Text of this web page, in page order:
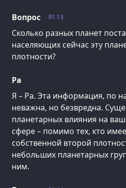
91.13
Вопрос
Сколько разных планет
населяющих сейчас эту
плотности?
Ра
Я – Ра. Эта информация, по
неважна, но безвредна.
планетарных влияния на
сфере – помимо тех, кто
собственной второй
небольших планетарных
ним.